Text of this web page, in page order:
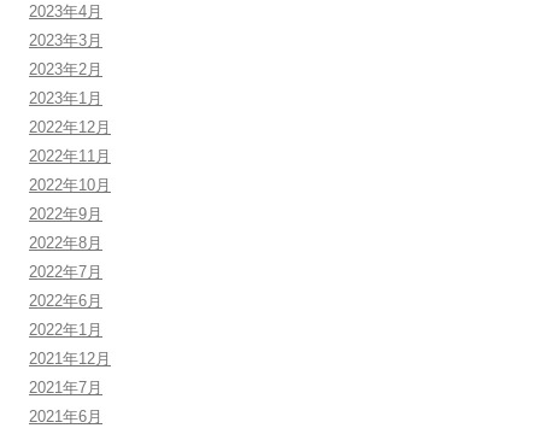
2023年4月
2023年3月
2023年2月
2023年1月
2022年12月
2022年11月
2022年10月
2022年9月
2022年8月
2022年7月
2022年6月
2022年1月
2021年12月
2021年7月
2021年6月